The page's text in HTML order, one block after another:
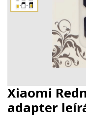
Xiaomi
adapter